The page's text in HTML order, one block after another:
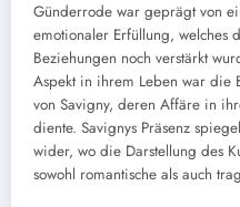
Günderrode war geprägt von
emotionaler Erfüllung, welches
Beziehungen noch verstärkt
Aspekt in ihrem Leben war die
von Savigny, deren Affäre in
diente. Savignys Präsenz
wider, wo die Darstellung des
sowohl romantische als auch